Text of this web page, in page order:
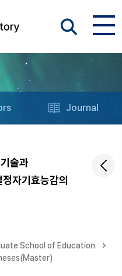
Journal
술과
자기효능감의
School of Education